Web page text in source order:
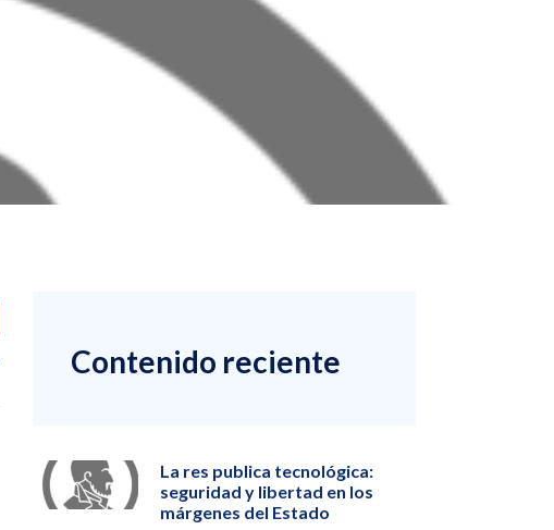
Contenido reciente
La res publica tecnológica:
seguridad y libertad en los
márgenes del Estado